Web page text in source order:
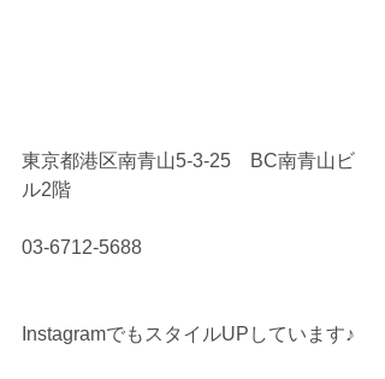
東京都港区南青山5-3-25　BC南青山ビ
ル2階
03-6712-5688
InstagramでもスタイルUPしています♪